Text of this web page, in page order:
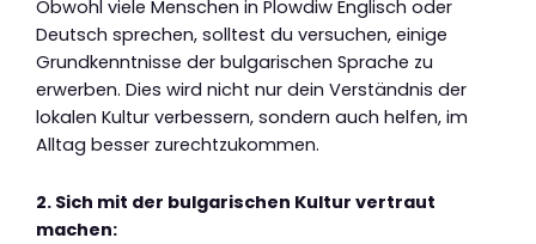
Obwohl viele Menschen in Plowdiw Englisch oder
Deutsch sprechen, solltest du versuchen, einige
Grundkenntnisse der bulgarischen Sprache zu
erwerben. Dies wird nicht nur dein Verständnis der
lokalen Kultur verbessern, sondern auch helfen, im
Alltag besser zurechtzukommen.
2. Sich mit der bulgarischen Kultur vertraut
machen: